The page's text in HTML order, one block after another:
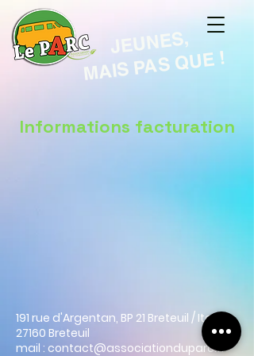
JEUNES,
MAIS PAS QUE !
Informations facturation
191 rue d'Argentan, BP 21 Breteuil / Iton
27160 Breteuil
mail : contact@associationduparc.fr